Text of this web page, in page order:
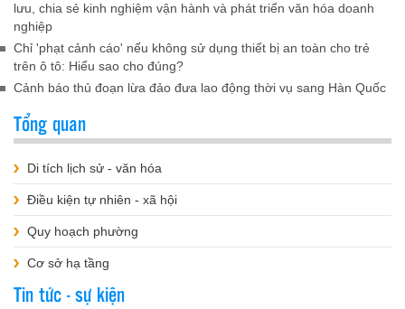
lưu, chia sẻ kinh nghiệm vận hành và phát triển văn hóa doanh
nghiệp
Chỉ 'phạt cảnh cáo' nếu không sử dụng thiết bị an toàn cho trẻ
trên ô tô: Hiểu sao cho đúng?
Cảnh báo thủ đoạn lừa đảo đưa lao động thời vụ sang Hàn Quốc
Tổng quan
Di tích lịch sử - văn hóa
Điều kiện tự nhiên - xã hội
Quy hoạch phường
Cơ sở hạ tầng
Tin tức - sự kiện